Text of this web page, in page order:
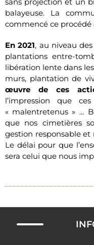
balayeuse. La
commencé ce procédé
En 2021, au niveau
plantations entre-
libération lente dans
murs, plantation de
œuvre de ces
l’impression que
« malentretenus » …
que nos cimetières
gestion responsable et
Le délai pour que
sera celui que nous